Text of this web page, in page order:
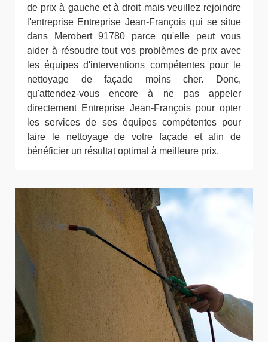
de prix à gauche et à droit mais veuillez rejoindre
l'entreprise Entreprise Jean-François qui se situe
dans Merobert 91780 parce qu'elle peut vous
aider à résoudre tout vos problèmes de prix avec
les équipes d'interventions compétentes pour le
nettoyage de façade moins cher. Donc,
qu'attendez-vous encore à ne pas appeler
directement Entreprise Jean-François pour opter
les services de ses équipes compétentes pour
faire le nettoyage de votre façade et afin de
bénéficier un résultat optimal à meilleure prix.